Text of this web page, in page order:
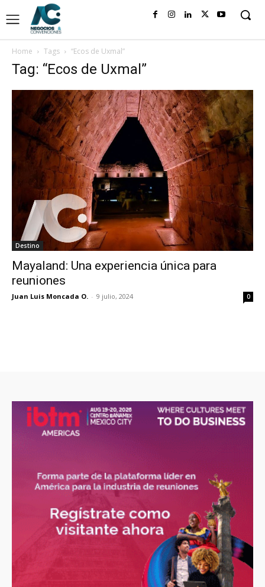
Home Tags “Ecos de Uxmal”
Tag: “Ecos de Uxmal”
Destino
Mayaland: Una experiencia única para
reuniones
Juan Luis Moncada O. - 9 julio, 2024 0